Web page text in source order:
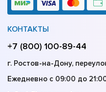
КОНТАКТЫ
+7 (800) 100-89-44
г. Ростов-на-Дону,
Ежедневно с 09:00 до